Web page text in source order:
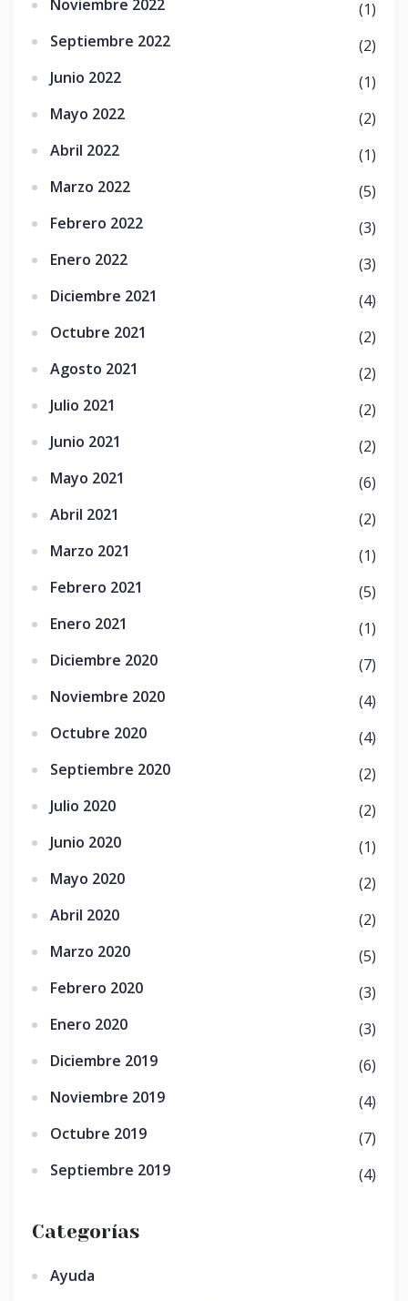
Noviembre 2022
(1)
Septiembre 2022
(2)
Junio 2022
(1)
Mayo 2022
(2)
Abril 2022
(1)
Marzo 2022
(5)
Febrero 2022
(3)
Enero 2022
(3)
Diciembre 2021
(4)
Octubre 2021
(2)
Agosto 2021
(2)
Julio 2021
(2)
Junio 2021
(2)
Mayo 2021
(6)
Abril 2021
(2)
Marzo 2021
(1)
Febrero 2021
(5)
Enero 2021
(1)
Diciembre 2020
(7)
Noviembre 2020
(4)
Octubre 2020
(4)
Septiembre 2020
(2)
Julio 2020
(2)
Junio 2020
(1)
Mayo 2020
(2)
Abril 2020
(2)
Marzo 2020
(5)
Febrero 2020
(3)
Enero 2020
(3)
Diciembre 2019
(6)
Noviembre 2019
(4)
Octubre 2019
(7)
Septiembre 2019
(4)
Categorías
Ayuda